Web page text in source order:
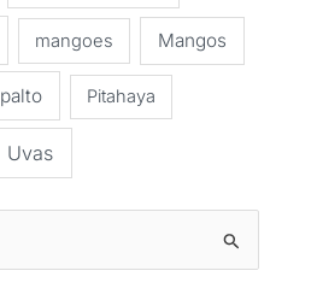
mangoes Mangos
palto Pitahaya
Uvas